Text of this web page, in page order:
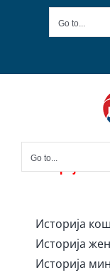
Go to...
Go to...
Историјат
Историја
Историја
Историја